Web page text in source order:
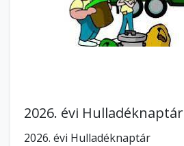
2026. évi Hulladéknaptár
2026. évi Hulladéknaptár